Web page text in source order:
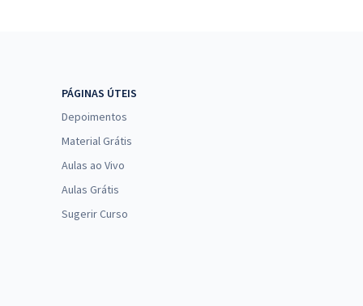
PÁGINAS ÚTEIS
Depoimentos
Material Grátis
Aulas ao Vivo
Aulas Grátis
Sugerir Curso